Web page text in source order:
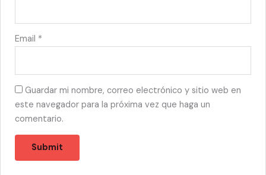
Email *
Guardar mi nombre, correo electrónico y sitio web en
este navegador para la próxima vez que haga un
comentario.